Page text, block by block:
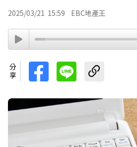
2025/03/21 15:59 EBC地產王
分享